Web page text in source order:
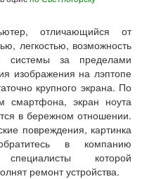
отличающийся от
легкостью, возможность
системы за пределами
изображения на лэптопе
крупного экрана. По
смартфона, экран ноута
в бережном отношении.
повреждения, картинка
в компанию
которой
ремонт устройства.